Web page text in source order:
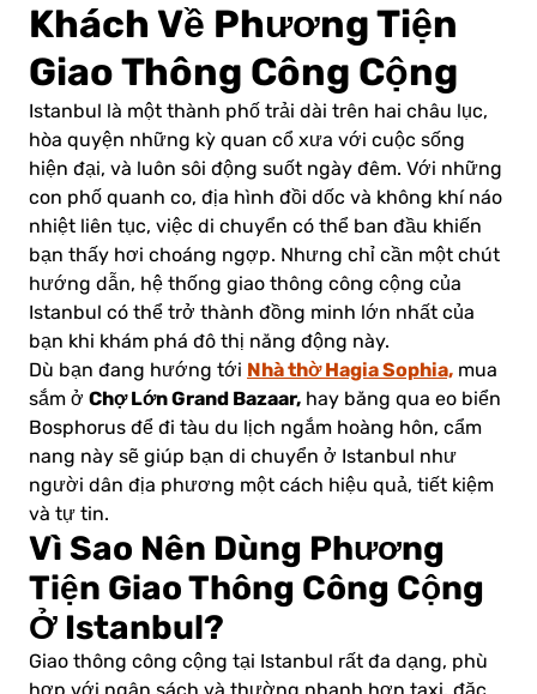
Khách Về Phương Tiện
Giao Thông Công Cộng
Istanbul là một thành phố trải dài trên hai châu lục,
hòa quyện những kỳ quan cổ xưa với cuộc sống
hiện đại, và luôn sôi động suốt ngày đêm. Với những
con phố quanh co, địa hình đồi dốc và không khí náo
nhiệt liên tục, việc di chuyển có thể ban đầu khiến
bạn thấy hơi choáng ngợp. Nhưng chỉ cần một chút
hướng dẫn, hệ thống giao thông công cộng của
Istanbul có thể trở thành đồng minh lớn nhất của
bạn khi khám phá đô thị năng động này.
Dù bạn đang hướng tới Nhà thờ Hagia Sophia, mua
sắm ở Chợ Lớn Grand Bazaar, hay băng qua eo biển
Bosphorus để đi tàu du lịch ngắm hoàng hôn, cẩm
nang này sẽ giúp bạn di chuyển ở Istanbul như
người dân địa phương một cách hiệu quả, tiết kiệm
và tự tin.
Vì Sao Nên Dùng Phương
Tiện Giao Thông Công Cộng
Ở Istanbul?
Giao thông công cộng tại Istanbul rất đa dạng, phù